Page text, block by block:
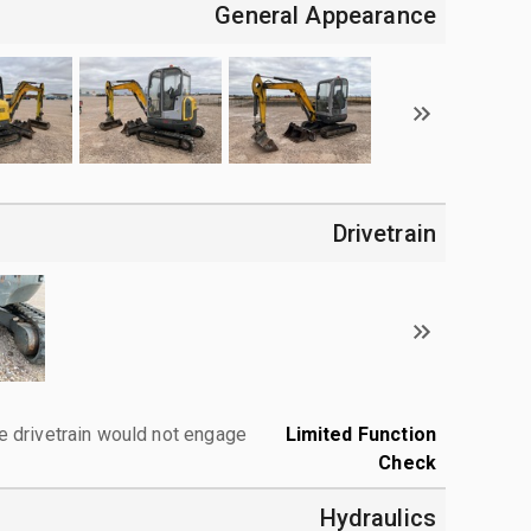
General Appearance
Drivetrain
Limited Function
Check
drivetrain would not engage.
Hydraulics